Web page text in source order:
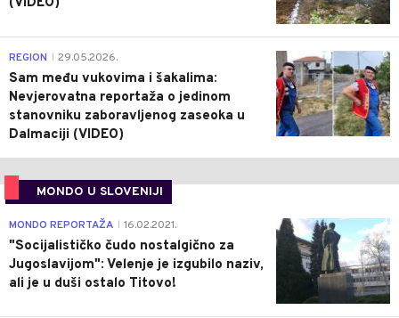
0
REGION 29.05.2026.
Sam među vukovima i šakalima:
Nevjerovatna reportaža o jedinom
stanovniku zaboravljenog zaseoka u
Dalmaciji (VIDEO)
MONDO U SLOVENIJI
4
MONDO REPORTAŽA 16.02.2021.
"Socijalističko čudo nostalgično za
Jugoslavijom": Velenje je izgubilo naziv,
ali je u duši ostalo Titovo!